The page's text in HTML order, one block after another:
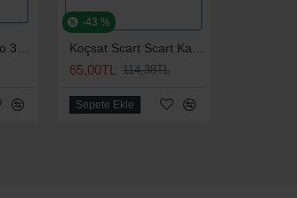
Koçsat Scart To 3 Rca (Scart Tos) Kablo 1.2 mtKoçsat HDMI Kablo 30 CM
-43 %
Koçsat Scart Scart Kablo 1.20 Metre
65,00TL 114,38TL
Sepete Ekle